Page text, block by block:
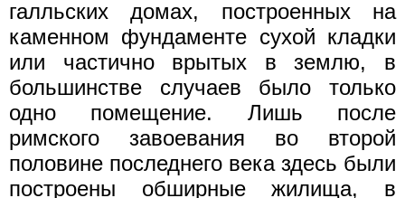
галльских домах, построенных на
каменном фундаменте сухой кладки
или частично врытых в землю, в
большинстве случаев было только
одно помещение. Лишь после
римского завоевания во второй
половине последнего века здесь были
построены обширные жилища, в